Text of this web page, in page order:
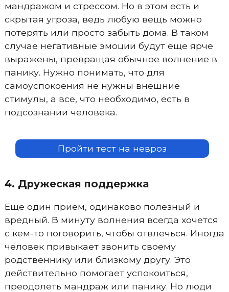
мандражом и стрессом. Но в этом есть и
скрытая угроза, ведь любую вещь можно
потерять или просто забыть дома. В таком
случае негативные эмоции будут еще ярче
выражены, превращая обычное волнение в
панику. Нужно понимать, что для
самоуспокоения не нужны внешние
стимулы, а все, что необходимо, есть в
подсознании человека.
Пройти тест на невроз
4. Дружеская поддержка
Еще один прием, одинаково полезный и
вредный. В минуту волнения всегда хочется
с кем-то поговорить, чтобы отвлечься. Иногда
человек привыкает звонить своему
родственнику или близкому другу. Это
действительно помогает успокоиться,
преодолеть мандраж или панику. Но люди